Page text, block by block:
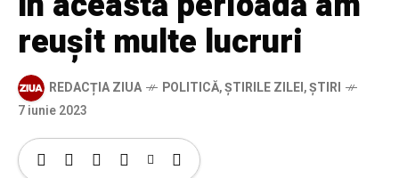
reușit multe lucruri
REDACȚIA ZIUA POLITICĂ,ȘTIRILE ZILEI,ȘTIRI
7 iunie 2023